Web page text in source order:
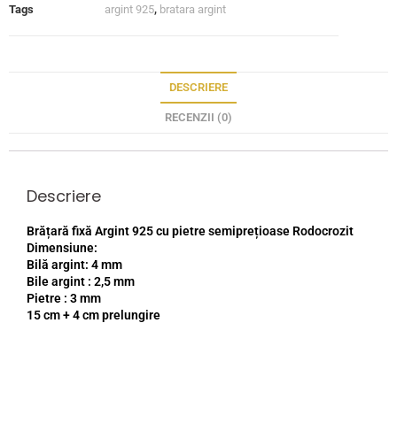
Tags
argint 925, bratara argint
DESCRIERE
RECENZII (0)
Descriere
Brățară fixă Argint 925 cu pietre semiprețioase Rodocrozit
Dimensiune:
Bilă argint: 4 mm
Bile argint : 2,5 mm
Pietre : 3 mm
15 cm + 4 cm prelungire